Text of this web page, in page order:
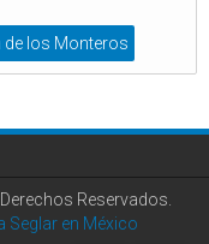
de los Monteros
Reservados.
Seglar en México